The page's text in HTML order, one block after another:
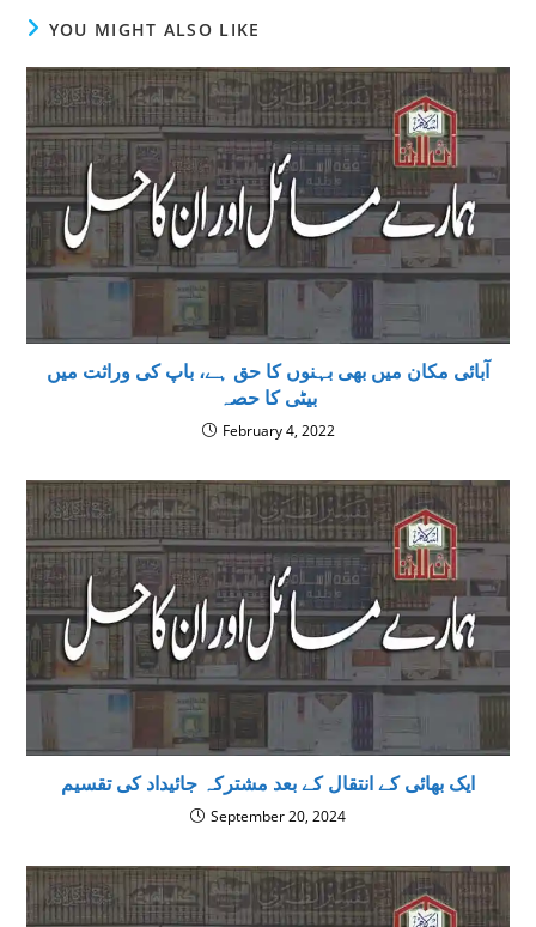
YOU MIGHT ALSO LIKE
آبائی مکان میں بھی بہنوں کا حق ہے، باپ کی وراثت میں
بیٹی کا حصہ
February 4, 2022
ایک بھائی کے انتقال کے بعد مشترکہ جائیداد کی تقسیم
September 20, 2024